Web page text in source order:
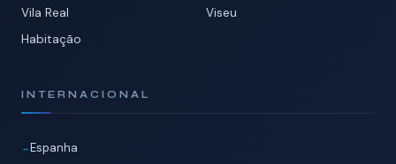
Vila Real
Viseu
Habitação
INTERNACIONAL
Espanha